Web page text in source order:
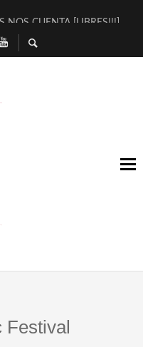
NOS CUENTA [LIBRES!!!]
SANDRA MONFORT
TEATRAL CLAUDIO
KATARSIS DEL TOMATAZO
EN #EXVITA
[BITÁCORA 3.0] EN EXVITA
EXVITA [RELATIVA
A SERRAT
Festival